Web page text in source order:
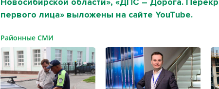
первого лица» выложены на сайте YouTube.
Районные СМИ